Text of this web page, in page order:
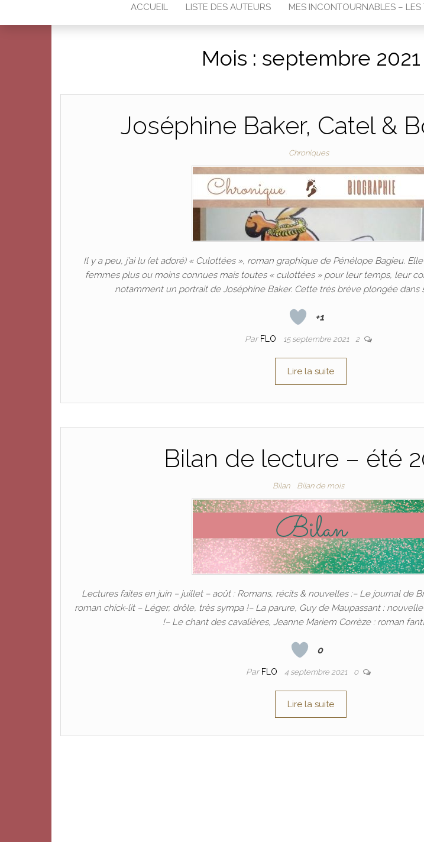
ACCUEIL LISTE DES AUTEURS MES INCONTOURNABLES – LES
Mois : septembre 2021
Joséphine Baker, Catel &
Chroniques
Il y a peu, j’ai lu (et adoré) « Culottées », roman graphique de Pénélope Bagieu.
femmes plus ou moins connues mais toutes « culottées » pour leur temps, leur
notamment un portrait de Joséphine Baker. Cette très brève plongée dans
+1
Par FLO 15 septembre 2021 2
Lire la suite
Bilan de lecture – été
Bilan Bilan de mois
Lectures faites en juin – juillet – août : Romans, récits & nouvelles :– Le journal de
roman chick-lit – Léger, drôle, très sympa !– La parure, Guy de Maupassant :
!– Le chant des cavalières, Jeanne Mariem Corrèze : roman
0
Par FLO 4 septembre 2021 0
Lire la suite